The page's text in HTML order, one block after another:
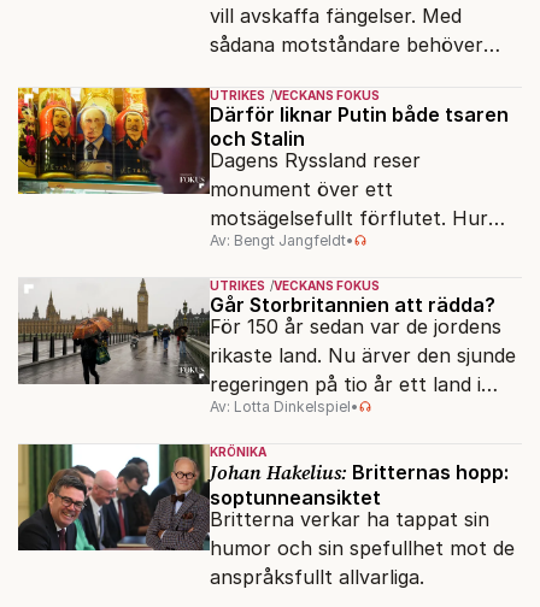
vill avskaffa fängelser. Med
sådana motståndare behöver
vänner.
UTRIKES VECKANS FOKUS
Därför liknar Putin både tsaren
och Stalin
Dagens Ryssland reser
monument över ett
motsägelsefullt förflutet. Hur
kunde två revolutioner förändra
hela samhället – utan att rubba
den ryska statsidén?
Av: Bengt Jangfeldt•
UTRIKES VECKANS FOKUS
Går Storbritannien att rädda?
För 150 år sedan var de jordens
rikaste land. Nu ärver den sjunde
regeringen på tio år ett land i
politiskt och ekonomiskt kaos.
Av: Lotta Dinkelspiel•
KRÖNIKA
Johan Hakelius: Britternas hopp:
soptunneansiktet
Britterna verkar ha tappat sin
humor och sin spefullhet mot de
anspråksfullt allvarliga.